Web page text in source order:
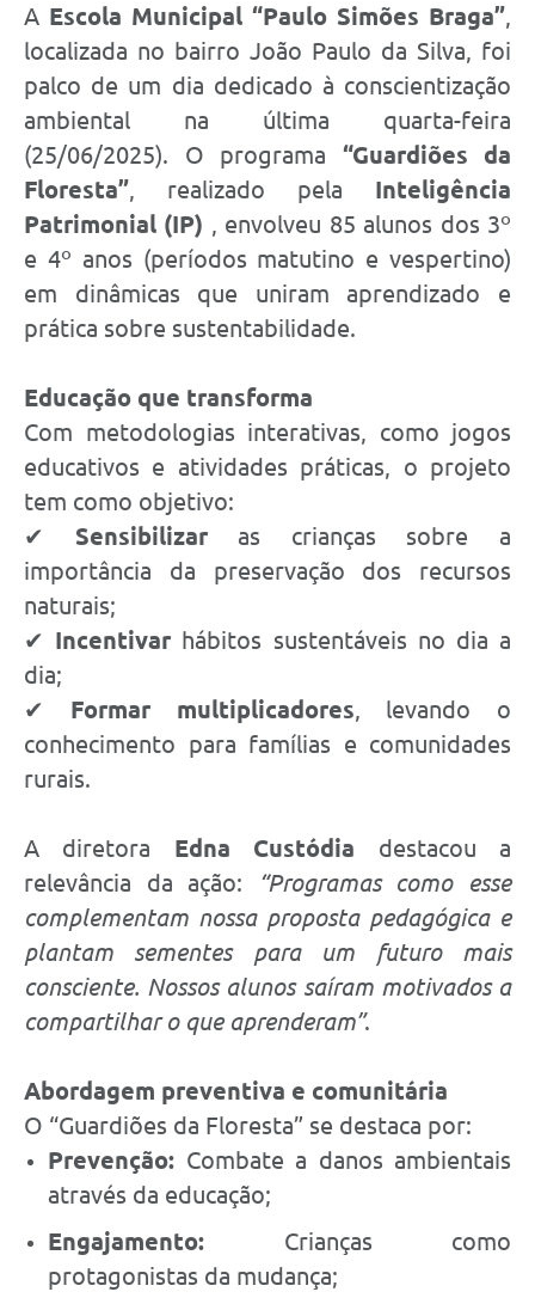
A Escola Municipal “Paulo Simões Braga”
localizada no bairro João Paulo da Silva, foi
palco de um dia dedicado à conscientização
ambiental na última quarta-feira
(25/06/2025). O programa “Guardiões da
Floresta” , realizado pela Inteligência
Patrimonial (IP)
, envolveu 85 alunos dos 3º
e 4º anos (períodos matutino e vespertino)
em dinâmicas que uniram aprendizado e
prática sobre sustentabilidade.
Educação que transforma
Com metodologias interativas, como jogos
educativos e atividades práticas, o projeto
tem como objetivo:
✔ Sensibilizaras crianças sobre a
importância da preservação dos recursos
naturais;
✔ Incentivar hábitos sustentáveis no dia a
dia;
✔ Formar multiplicadores , levando o
conhecimento para famílias e comunidades
rurais.
A diretora Edna Custódia destacou a
relevância da ação:
“Programas como esse
complementam nossa proposta pedagógica e
plantam sementes para um futuro mais
consciente. Nossos alunos saíram motivados a
compartilhar o que aprenderam”.
Abordagem preventiva e comunitária
O “Guardiões da Floresta” se destaca por:
Prevenção: Combate a danos ambientais
através da educação;
Engajamento: Crianças como
protagonistas da mudança;